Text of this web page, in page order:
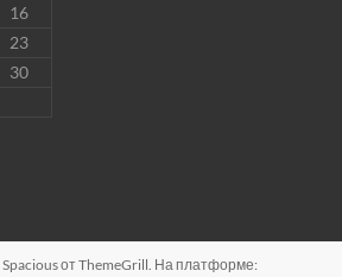
16
23
30
Spaciousот ThemeGrill. На платформе: